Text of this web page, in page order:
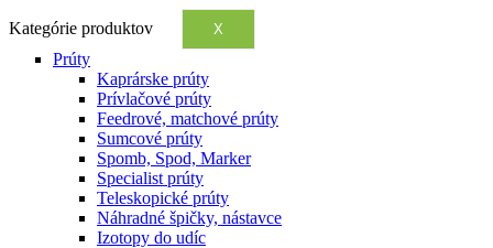
Kategórie produktov X
Prúty
Kaprárske prúty
Prívlačové prúty
Feedrové, matchové prúty
Sumcové prúty
Spomb, Spod, Marker
Specialist prúty
Teleskopické prúty
Náhradné špičky, nástavce
Izotopy do udíc